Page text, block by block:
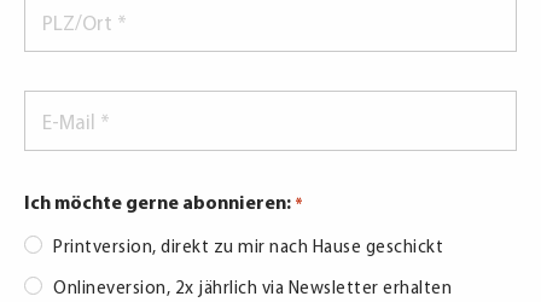
Mail
Ich möchte gerne abonnieren: *
Printversion, direkt zu mir nach Hause geschickt
Onlineversion, 2x jährlich via Newsletter erhalten